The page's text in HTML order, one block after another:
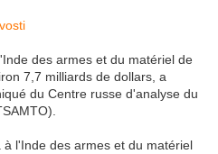
des armes et du matériel de
7,7 milliards de dollars, a
du Centre russe d'analyse du
l'Inde des armes et du matériel